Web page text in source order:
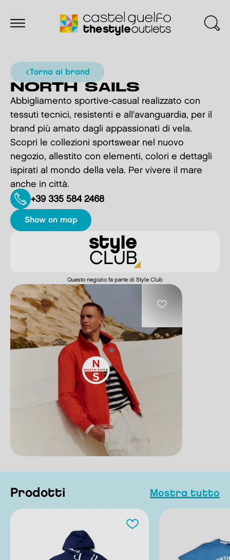
torna ai brand
NORTH SAILS
Abbigliamento sportive-casual realizzato con
tessuti tecnici, resistenti e all'avanguardia, per il
brand più amato dagli appassionati di vela.
Scopri le collezioni sportswear nel nuovo
negozio, allestito con elementi, colori e dettagli
ispirati al mondo della vela. Per vivere il mare
anche in città.
+39 335 584 2468
show on map
Questo negozio fa parte di Style Club
prodotti mostra tutto